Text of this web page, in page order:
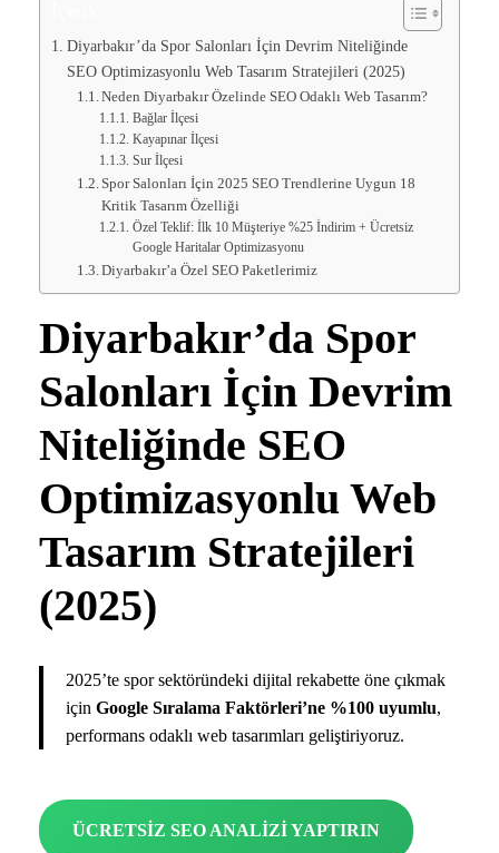
Diyarbakır’da Spor Salonları İçin Devrim Niteliğinde
SEO Optimizasyonlu Web Tasarım Stratejileri (2025)
Neden Diyarbakır Özelinde SEO Odaklı Web Tasarım?
Bağlar İlçesi
Kayapınar İlçesi
Sur İlçesi
Spor Salonları İçin 2025 SEO Trendlerine Uygun 18
Kritik Tasarım Özelliği
Özel Teklif: İlk 10 Müşteriye %25 İndirim + Ücretsiz
Google Haritalar Optimizasyonu
Diyarbakır’a Özel SEO Paketlerimiz
Diyarbakır’da Spor
Salonları İçin Devrim
Niteliğinde SEO
Optimizasyonlu Web
Tasarım Stratejileri
(2025)
2025’te spor sektöründeki dijital rekabette öne çıkmak
için Google Sıralama Faktörleri’ne %100 uyumlu,
performans odaklı web tasarımları geliştiriyoruz.
ÜCRETSİZ SEO ANALİZİ YAPTIRIN